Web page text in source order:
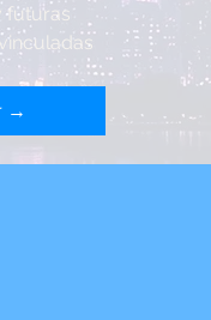
futuras
→